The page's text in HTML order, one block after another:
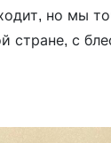
но мы
стране, с